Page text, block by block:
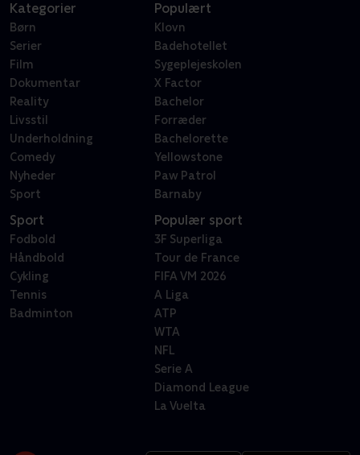
Kategorier
Børn
Serier
Film
Dokumentar
Reality
Livsstil
Underholdning
Comedy
Nyheder
Sport
Populært
Klovn
Badehotellet
Sygeplejeskolen
X Factor
Bachelor
Forræder
Bachelorette
Yellowstone
Paw Patrol
Barnaby
Sport
Fodbold
Håndbold
Cykling
Tennis
Badminton
Populær sport
3F Superliga
Tour de France
FIFA VM 2026
A Liga
ATP
WTA
NFL
Serie A
Diamond League
La Vuelta